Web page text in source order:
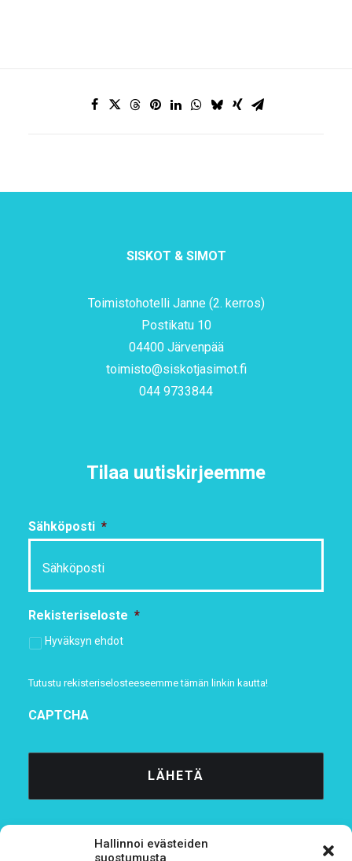
Hallinnoi evästeiden
suostumusta
SISKOT & SIMOT
Toimistohotelli Janne (2. kerros)
Postikatu 10
04400 Järvenpää
toimisto@siskotjasimot.fi
044 9733844
Tilaa uutiskirjeemme
Sähköposti *
Rekisteriseloste *
Hyväksyn ehdot
Tutustu rekisteriselosteeseemmetämän linkin kautta!
CAPTCHA